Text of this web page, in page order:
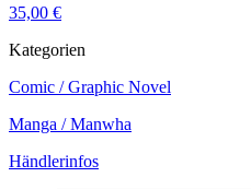
35,00 €
Kategorien
Comic / Graphic Novel
Manga / Manwha
Händlerinfos